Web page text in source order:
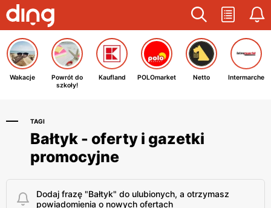
Wakacje
Powrót do
szkoły!
Kaufland POLOmarket Netto Intermarche
TAGI
Bałtyk - oferty i gazetki
promocyjne
Dodaj frazę "Bałtyk" do ulubionych, a otrzymasz
powiadomienia o nowych ofertach